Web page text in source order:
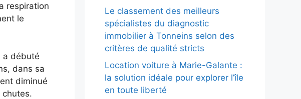
respiration
le
a débuté
dans sa
diminué
chutes.
Le classement des meilleurs
spécialistes du diagnostic
immobilier à Tonneins selon des
critères de qualité stricts
Location voiture à Marie-Galante :
la solution idéale pour explorer l’île
en toute liberté